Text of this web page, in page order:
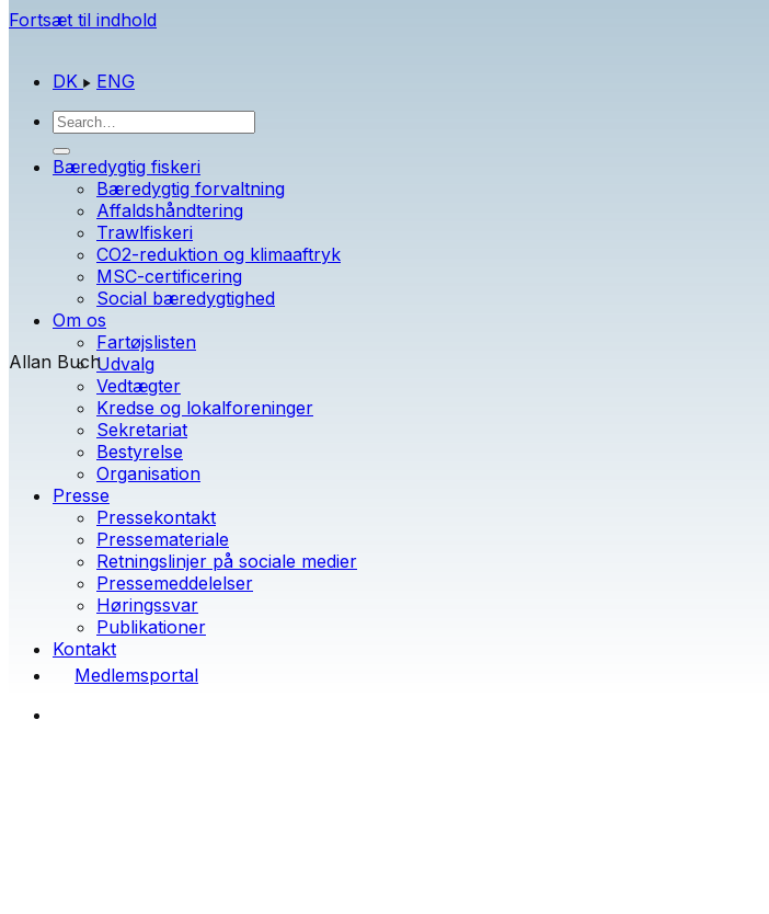
Fortsæt til indhold
DK ENG
Bæredygtig fiskeri
Bæredygtig forvaltning
Affaldshåndtering
Trawlfiskeri
CO2-reduktion og klimaaftryk
MSC-certificering
Social bæredygtighed
Om os
Fartøjslisten
Udvalg
Vedtægter
Kredse og lokalforeninger
Sekretariat
Bestyrelse
Organisation
Presse
Pressekontakt
Pressemateriale
Retningslinjer på sociale medier
Pressemeddelelser
Høringssvar
Publikationer
Kontakt
Medlemsportal
Allan Buch